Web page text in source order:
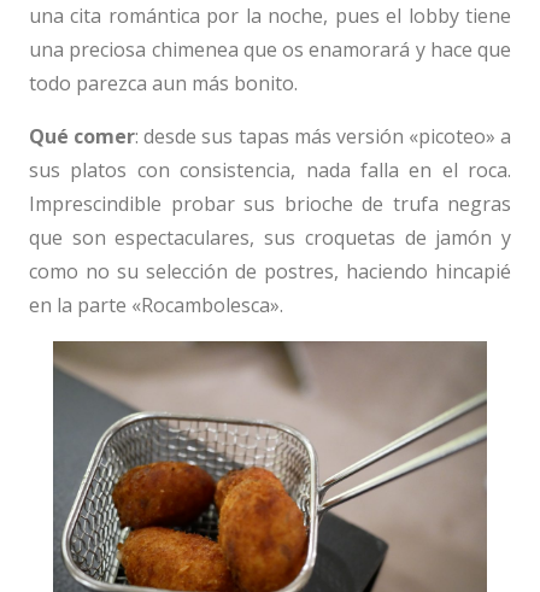
una cita romántica por la noche, pues el lobby tiene
una preciosa chimenea que os enamorará y hace que
todo parezca aun más bonito.
Qué comer: desde sus tapas más versión «picoteo» a
sus platos con consistencia, nada falla en el roca.
Imprescindible probar sus brioche de trufa negras
que son espectaculares, sus croquetas de jamón y
como no su selección de postres, haciendo hincapié
en la parte «Rocambolesca».